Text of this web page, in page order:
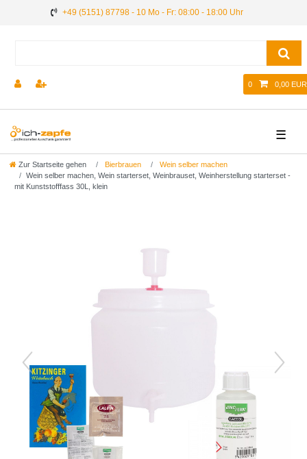
+49 (5151) 87798 - 10 Mo - Fr: 08:00 - 18:00 Uhr
0 0,00 EUR
☰
Zur Startseite gehen Bierbrauen
Wein selber machen
Wein selber machen, Wein starterset, Weinbrauset, Weinherstellung starterset -
mit Kunststofffass 30L, klein